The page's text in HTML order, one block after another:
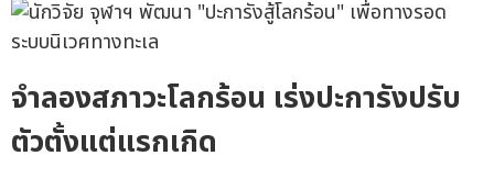
จำลองสภาวะโลกร้อน เร่งปะการังปรับ
ตัวตั้งแต่แรกเกิด